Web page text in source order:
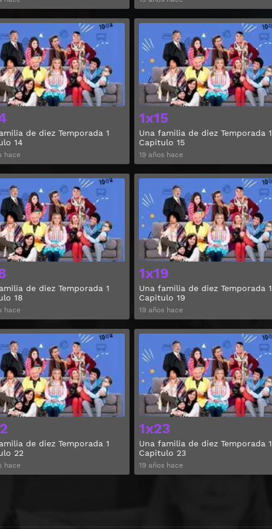
de diez Temporada 1
14
hace
1x15
Una familia de diez Temporada 1
Capitulo 15
19 años hace
de diez Temporada 1
18
hace
1x19
Una familia de diez Temporada 1
Capitulo 19
19 años hace
de diez Temporada 1
22
hace
1x23
Una familia de diez Temporada 1
Capitulo 23
19 años hace